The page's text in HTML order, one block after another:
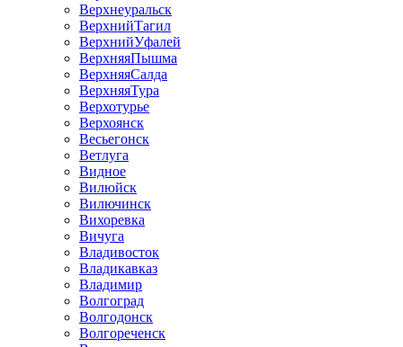
Верхнеуральск
ВерхнийТагил
ВерхнийУфалей
ВерхняяПышма
ВерхняяСалда
ВерхняяТура
Верхотурье
Верхоянск
Весьегонск
Ветлуга
Видное
Вилюйск
Вилючинск
Вихоревка
Вичуга
Владивосток
Владикавказ
Владимир
Волгоград
Волгодонск
Волгореченск